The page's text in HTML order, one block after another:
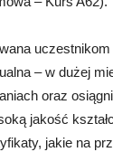
– w dużej
oraz
jakość
jakie na